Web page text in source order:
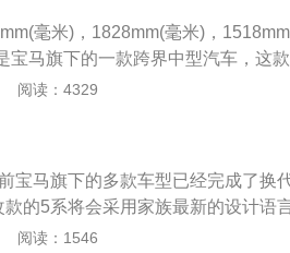
到6500转每分钟。宝马6系gt的
输出最大扭矩了，并且可以持续到
技术，并且使用了铝合金缸盖缸体
速箱是来自采埃孚的产品，采埃孚
车身的侧倾幅度，还可以提高车轮的
地力提高了车子的操控性也会提高
毫米)，1828mm(毫米)，
宝马旗下的一款跨界中型汽车，这
座掀背车，这一款车的悬架结构和
功率版2.0升涡轮增压发动机。低功
率和270牛米的最大扭矩。这款发动
持续到4600转每分钟。这款发动
动机匹配的是8at变速器。高功率
扭矩为350牛米，这款发动机可以
阅读：4329
宝马旗下的多款车型已经完成了换
的5系将会采用家族最新的设计语
型以及车身饰件进行调整；2、车身
阅读：1546